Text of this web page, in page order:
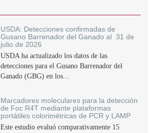
USDA: Detecciones confirmadas de
Gusano Barrenador del Ganado al 31 de
julio de 2026
USDA ha actualizado los datos de las
detecciones para el Gusano Barrenador del
Ganado (GBG) en los...
Marcadores moleculares para la detección
de Foc R4T mediante plataformas
portátiles colorimétricas de PCR y LAMP
Este estudio evaluó comparativamente 15